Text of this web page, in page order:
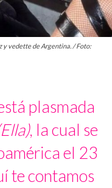
y vedette de Argentina. / Foto:
plasmada
, la cual se
el 23
te contamos